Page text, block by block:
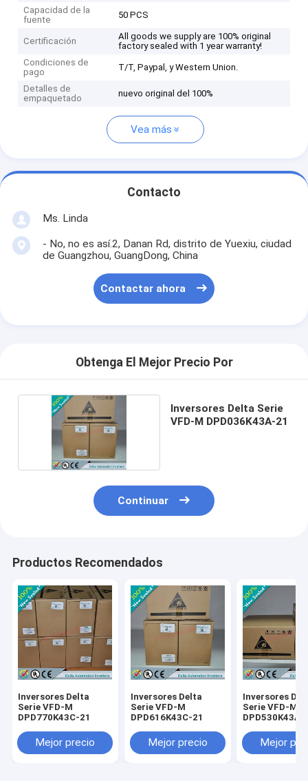
Capacidad de la
fuente
50 PCS
Certificación
All goods we supply are 100% original
factory sealed with 1 year warranty!
Condiciones de
pago
T/T, Paypal, y Western Union.
Detalles de
empaquetado
nuevo original del 100%
Vea más
Contacto
Ms. Linda
- No, no es así.2, Danan Rd, distrito de Yuexiu, ciudad
de Guangzhou, GuangDong, China
Contactar ahora
Obtenga El Mejor Precio Por
Inversores Delta Serie
VFD-M DPD036K43A-21
Continuar
Productos Recomendados
Inversores Delta
Serie VFD-M
DPD770K43C-21
Mejor precio
Inversores Delta
Serie VFD-M
DPD616K43C-21
Mejor precio
Inversores
Serie VFD-M
DPD530K43A-
Mejor